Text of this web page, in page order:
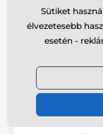
Raktáron
szerdán
Önnél
5 790 Ft
Sütiket
élvezetesebb
esetén -